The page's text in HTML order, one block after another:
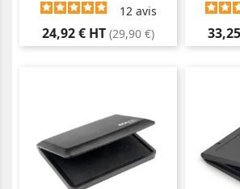
12 avis
Prix
24,92 € HT (29,90 €) Prix